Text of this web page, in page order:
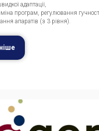
адаптації,
програм, регулювання
апаратів (з 3 рівня).